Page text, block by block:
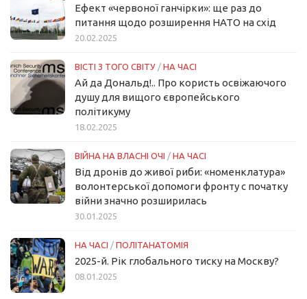
Ефект «червоної ганчірки»: ще раз до
питання щодо розширення НАТО на схід
20.02.2025
ВІСТІ З ТОГО СВІТУ / НА ЧАСІ
Ай да Дональд!.. Про користь освіжаючого
душу для вищого європейського
політикуму
18.02.2025
ВІЙНА НА ВЛАСНІ ОЧІ / НА ЧАСІ
Від дронів до живої риби: «номенклатура»
волонтерської допомоги фронту с початку
війни значно розширилась
30.01.2025
НА ЧАСІ / ПОЛІТАНАТОМІЯ
2025-й. Рік глобального тиску на Москву?
08.01.2025